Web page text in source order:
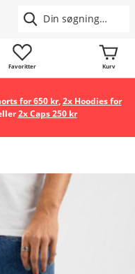
Favoritter Kurv
for 650 kr,2x Hoodies for
2x Caps 250 kr